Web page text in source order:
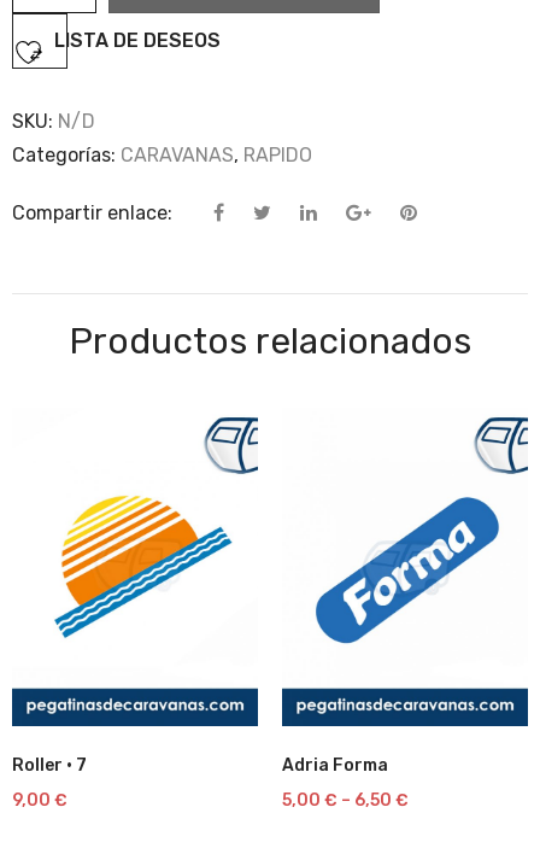
LISTA DE DESEOS
SKU: N/D
Categorías: CARAVANAS, RAPIDO
Compartir enlace:
Productos relacionados
Roller · 7
9,00 €
Adria Forma
5,00 € – 6,50 €